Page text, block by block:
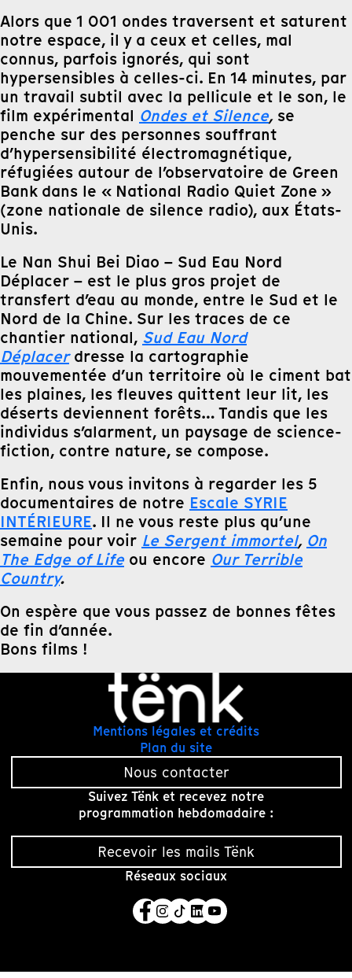
Alors que 1 001 ondes traversent et saturent
notre espace, il y a ceux et celles, mal
connus, parfois ignorés, qui sont
hypersensibles à celles-ci. En 14 minutes, par
un travail subtil avec la pellicule et le son, le
film expérimental Ondes et Silence, se
penche sur des personnes souffrant
d’hypersensibilité électromagnétique,
réfugiées autour de l’observatoire de Green
Bank dans le « National Radio Quiet Zone »
(zone nationale de silence radio), aux États-
Unis.
Le Nan Shui Bei Diao – Sud Eau Nord
Déplacer – est le plus gros projet de
transfert d’eau au monde, entre le Sud et le
Nord de la Chine. Sur les traces de ce
chantier national, Sud Eau Nord
Déplacer dresse la cartographie
mouvementée d’un territoire où le ciment bat
les plaines, les fleuves quittent leur lit, les
déserts deviennent forêts… Tandis que les
individus s’alarment, un paysage de science-
fiction, contre nature, se compose.
Enfin, nous vous invitons à regarder les 5
documentaires de notre Escale SYRIE
INTÉRIEURE. Il ne vous reste plus qu’une
semaine pour voir Le Sergent immortel, On
The Edge of Life ou encore Our Terrible
Country.
On espère que vous passez de bonnes fêtes
de fin d’année.
Bons films !
Mentions légales et crédits
Plan du site
Nous contacter
Suivez Tënk et recevez notre
programmation hebdomadaire :
Recevoir les mails Tënk
Réseaux sociaux